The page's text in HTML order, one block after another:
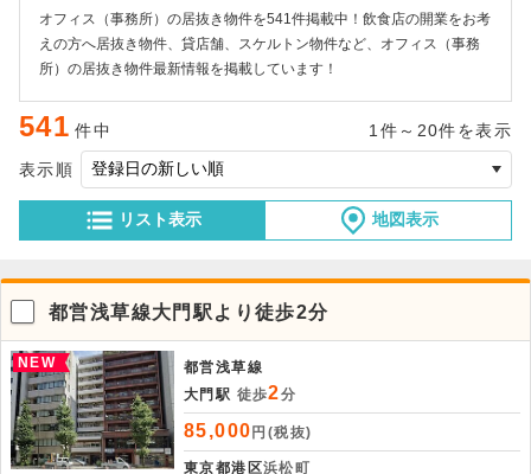
オフィス（事務所）の居抜き物件を541件掲載中！飲食店の開業をお考
えの方へ居抜き物件、貸店舗、スケルトン物件など、オフィス（事務
所）の居抜き物件最新情報を掲載しています！
541 件中 1件～20件を表示
リスト表示 地図表示
表示順
都営浅草線大門駅より徒歩2分
NEW
都営浅草線
大門駅 徒歩2分
85,000 円(税抜)
東京都港区浜松町